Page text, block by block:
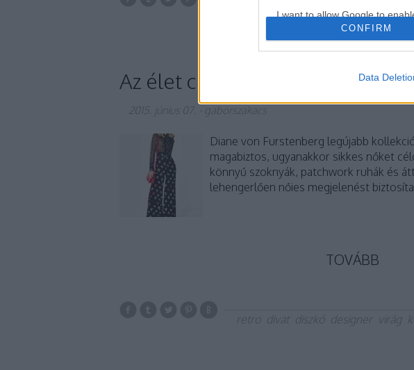
I want to allow Google to
authentication functionality
CONFIRM
Data
1970 rocksztár
Stones
Az élet csajos oldala
2015. június 07. gaborszakacs
Diane von Furstenberg legújabb
magabiztos, ugyanakkor sikkes nőket
könnyű szoknyák, patchwork ruhák és
lehengerlően nőies megjelenést
TOVÁBB
retro
divat diszkó designer virág